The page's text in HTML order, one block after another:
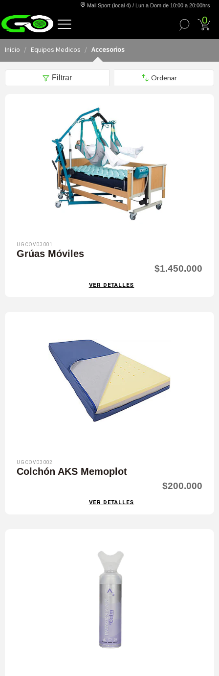
Mall Sport (local 4) / Lun a Dom de 10:00 a 20:00hrs
0
Inicio Equipos Medicos Accesorios
Filtrar
UGCOV03001
Grúas Móviles
$1.450.000
VER DETALLES
UGCOV03002
Colchón AKS Memoplot
$200.000
VER DETALLES